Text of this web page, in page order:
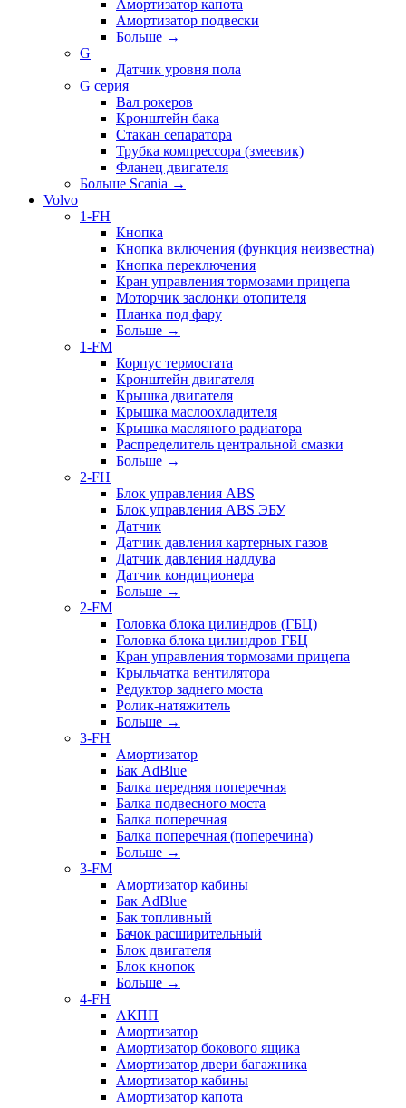
Амортизатор капота
Амортизатор подвески
Больше →
G
Датчик уровня пола
G серия
Вал рокеров
Кронштейн бака
Стакан сепаратора
Трубка компрессора (змеевик)
Фланец двигателя
Больше Scania →
Volvo
1-FH
Кнопка
Кнопка включения (функция неизвестна)
Кнопка переключения
Кран управления тормозами прицепа
Моторчик заслонки отопителя
Планка под фару
Больше →
1-FM
Корпус термостата
Кронштейн двигателя
Крышка двигателя
Крышка маслоохладителя
Крышка масляного радиатора
Распределитель центральной смазки
Больше →
2-FH
Блок управления ABS
Блок управления ABS ЭБУ
Датчик
Датчик давления картерных газов
Датчик давления наддува
Датчик кондиционера
Больше →
2-FM
Головка блока цилиндров (ГБЦ)
Головка блока цилиндров ГБЦ
Кран управления тормозами прицепа
Крыльчатка вентилятора
Редуктор заднего моста
Ролик-натяжитель
Больше →
3-FH
Амортизатор
Бак AdBlue
Балка передняя поперечная
Балка подвесного моста
Балка поперечная
Балка поперечная (поперечина)
Больше →
3-FM
Амортизатор кабины
Бак AdBlue
Бак топливный
Бачок расширительный
Блок двигателя
Блок кнопок
Больше →
4-FH
АКПП
Амортизатор
Амортизатор бокового ящика
Амортизатор двери багажника
Амортизатор кабины
Амортизатор капота